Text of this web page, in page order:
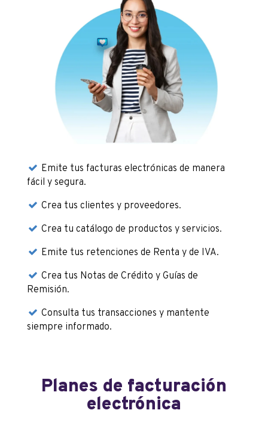
Emite tus facturas electrónicas de manera
fácil y segura.
Crea tus clientes y proveedores.
Crea tu catálogo de productos y servicios.
Emite tus retenciones de Renta y de IVA.
Crea tus Notas de Crédito y Guías de
Remisión.
Consulta tus transacciones y mantente
siempre informado.
Planes de facturación
electrónica